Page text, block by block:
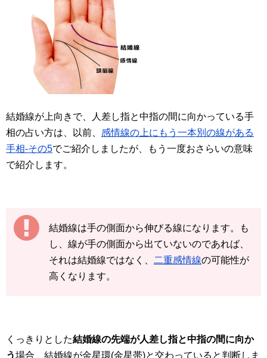
結婚線が上向きで、人差し指と中指の間に向かっている手
相の占い方は、以前、 感情線の上にもう一本別の線がある
手相-その5でご紹介しましたが、もう一度おさらいの意味
で紹介します。
結婚線は手の側面から伸びる線になります。も
し、線が手の側面から出ていないのであれば、
それは結婚線ではなく、
二重感情線の可能性が
高くなります。
くっきりとした結婚線の先端が人差し指と中指の間に向か
う場合、結婚線が金星環(金星帯)と交わっていると判断しま